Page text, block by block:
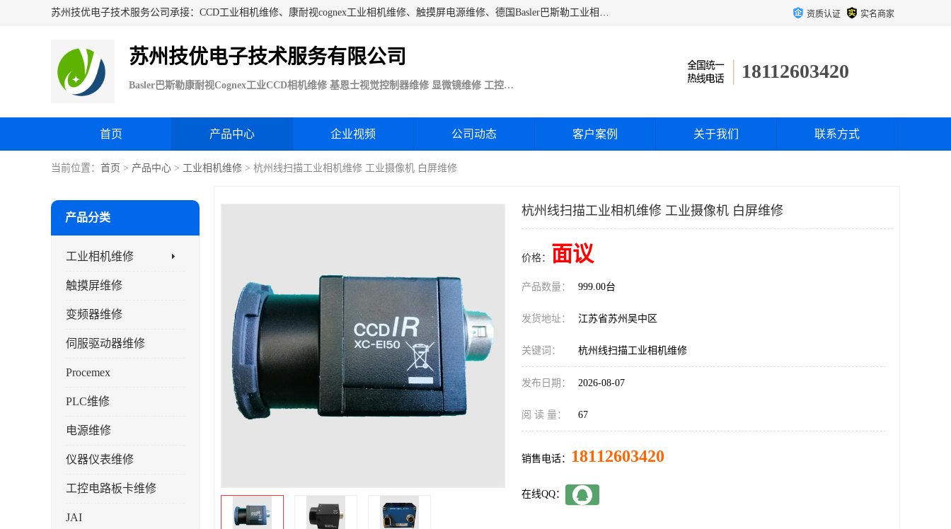
苏州技优电子技术服务公司承接：CCD工业相机维修、康耐视cognex工业相机维修、触摸屏电源维修、德国Basler巴斯勒工业相机维修、科研蛋白分析仪制冷相机维修等各种设备维修。公司客户行业涉及机械制造、注塑业、橡胶、电路板制造工厂、印刷、电梯、汽车生产、发电、电镀、医疗、食品、包装等。 资质认证 实名商家
苏州技优电子技术服务有限公司
Basler巴斯勒康耐视Cognex工业CCD相机维修 基恩士视觉控制器维修 显微镜维修 工控触摸屏电源电路板维修
18112603420
首页 产品中心 企业视频 公司动态 客户案例 关于我们 联系方式
当前位置： 首页 > 产品中心 > 工业相机维修 > 杭州线扫描工业相机维修 工业摄像机 白屏维修
产品分类
工业相机维修
触摸屏维修
变频器维修
伺服驱动器维修
Procemex
PLC维修
电源维修
仪器仪表维修
工控电路板卡维修
JAI
杭州线扫描工业相机维修 工业摄像机 白屏维修
价格： 面议
产品数量： 999.00台
发货地址： 江苏省苏州吴中区
关键词： 杭州线扫描工业相机维修
发布日期： 2026-08-07
阅 读 量： 67
销售电话： 18112603420
在线QQ：